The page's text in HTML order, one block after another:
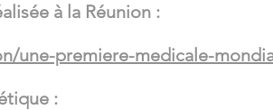
à la Réunion :
une-premiere-medicale-
: